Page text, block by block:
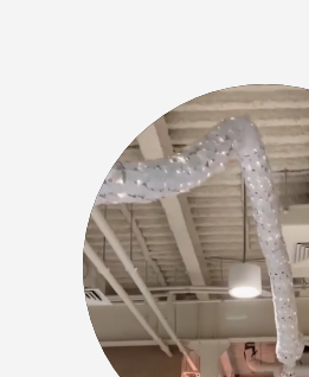
И узнайте подробную
информацию о профессии,
студенческой жизни и
трудоустройстве